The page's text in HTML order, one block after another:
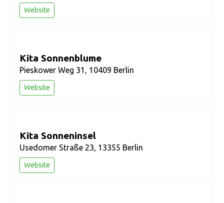
Website
Kita Sonnenblume
Pieskower Weg 31, 10409 Berlin
Website
Kita Sonneninsel
Usedomer Straße 23, 13355 Berlin
Website